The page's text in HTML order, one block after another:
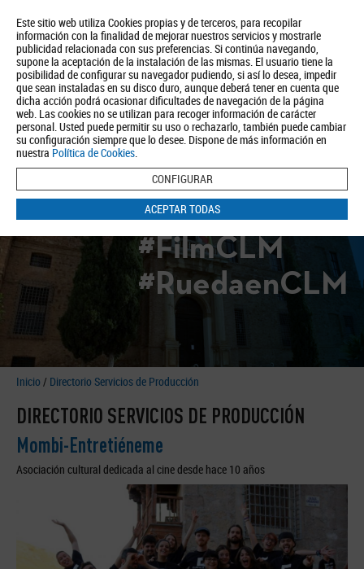
Este sitio web utiliza Cookies propias y de terceros, para recopilar
información con la finalidad de mejorar nuestros servicios y mostrarle
publicidad relacionada con sus preferencias. Si continúa navegando,
supone la aceptación de la instalación de las mismas. El usuario tiene la
posibilidad de configurar su navegador pudiendo, si así lo desea, impedir
que sean instaladas en su disco duro, aunque deberá tener en cuenta que
dicha acción podrá ocasionar dificultades de navegación de la página
web. Las cookies no se utilizan para recoger información de carácter
personal. Usted puede permitir su uso o rechazarlo, también puede cambiar
su configuración siempre que lo desee. Dispone de más información en
nuestra Política de Cookies.
CONFIGURAR
ACEPTAR TODAS
Quiénes somos Turismo Política de Privacidad Aviso Legal
Política de Cookies
BUSCAR
#FilmCLM
#RuedaenCLM
Inicio / Directorio Servicios de Producción
DIRECTORIO SERVICIOS DE PRODUCCIÓN
Mombi-Entretiéneme
Asociación cultural dedicada al cine desde hace 10 años